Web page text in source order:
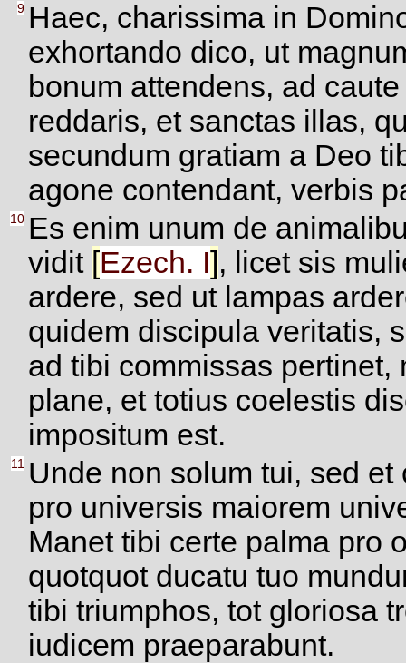
9 Haec, charissima in
exhortando dico, ut
bonum attendens, ad
reddaris, et sanctas illas,
secundum gratiam a Deo
agone contendant, verbis
10 Es enim unum de
vidit [Ezech. I], licet sis
ardere, sed ut lampas
quidem discipula veritatis,
ad tibi commissas
plane, et totius coelestis
impositum est.
11 Unde non solum tui, sed
pro universis maiorem
Manet tibi certe palma pro
quotquot ducatu tuo
tibi triumphos, tot gloriosa
iudicem praeparabunt.